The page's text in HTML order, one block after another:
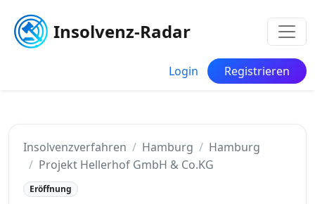
Insolvenz-Radar
Login Registrieren
Insolvenzverfahren Hamburg
Hamburg
Projekt Hellerhof GmbH & Co.KG
Eröffnung